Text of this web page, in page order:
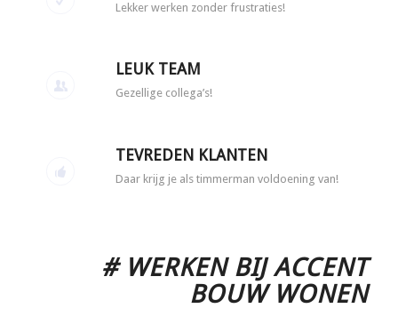
Lekker werken zonder frustraties!
LEUK TEAM
Gezellige collega’s!
TEVREDEN KLANTEN
Daar krijg je als timmerman voldoening van!
# WERKEN BIJ ACCENT
BOUW WONEN